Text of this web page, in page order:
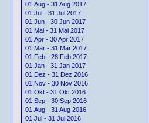
01.Aug - 31 Aug 2017
01.Jul - 31 Jul 2017
01.Jun - 30 Jun 2017
01.Mai - 31 Mai 2017
01.Apr - 30 Apr 2017
01.Mär - 31 Mär 2017
01.Feb - 28 Feb 2017
01.Jan - 31 Jan 2017
01.Dez - 31 Dez 2016
01.Nov - 30 Nov 2016
01.Okt - 31 Okt 2016
01.Sep - 30 Sep 2016
01.Aug - 31 Aug 2016
01.Jul - 31 Jul 2016